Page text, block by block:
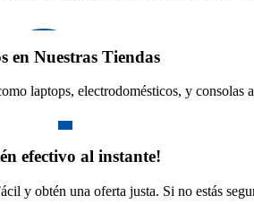
en Nuestras Tiendas
laptops, electrodomésticos, y consolas
efectivo al instante!
y obtén una oferta justa. Si no estás